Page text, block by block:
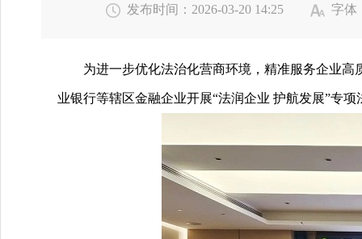
发布时间：2026-03-20 14:25 字体
为进一步优化法治化营商环境，精准服务企业
业银行等辖区金融企业开展“法润企业 护航发展”专项